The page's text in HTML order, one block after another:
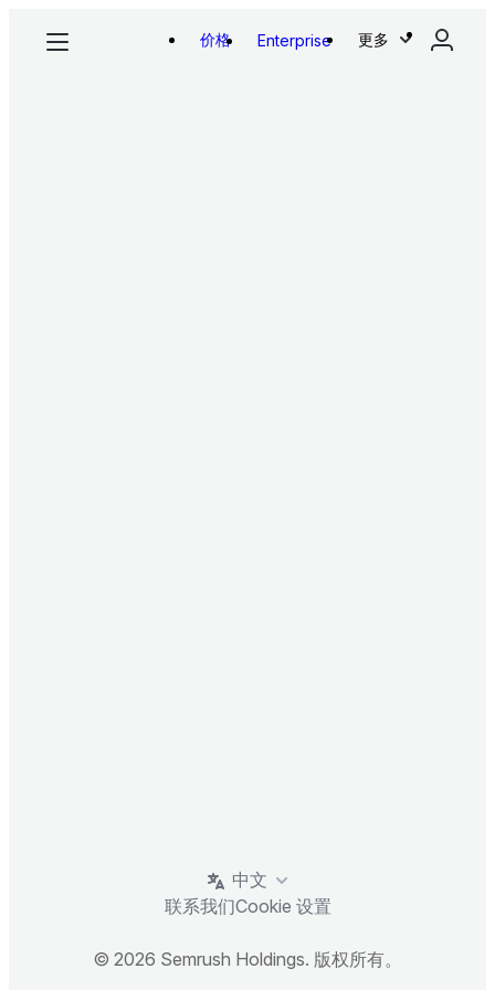
价格 Enterprise 更多
中文
联系我们Cookie 设置
© 2026 Semrush Holdings. 版权所有。